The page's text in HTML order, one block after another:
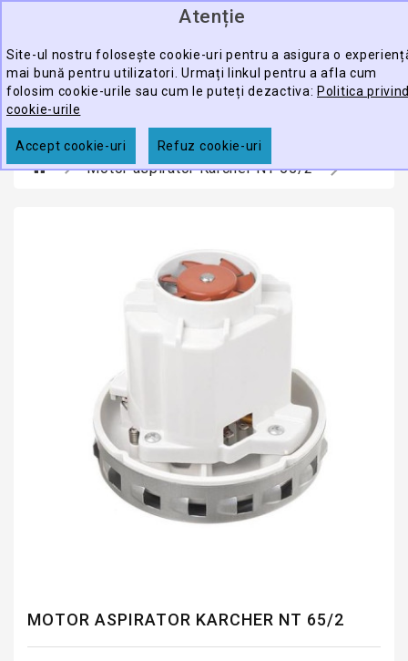
Atenție
Site-ul nostru folosește cookie-uri pentru a asigura o
mai bună pentru utilizatori. Urmați linkul pentru a afla cum
folosim cookie-urile sau cum le puteți dezactiva: Politica
cookie-urile
Accept cookie-uri Refuz cookie-uri
CĂUTARE
ECHIPAMENTE
PROFESIONALE
ACCESORII
PROMOTII
Motor aspirator Karcher NT 65/2
MOTOR ASPIRATOR KARCHER NT 65/2